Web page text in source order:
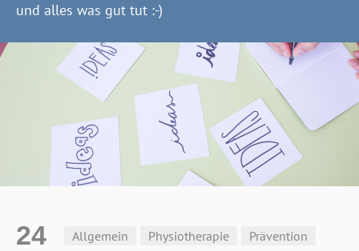
und alles was gut tut :-)
Allgemein Physiotherapie Prävention
24